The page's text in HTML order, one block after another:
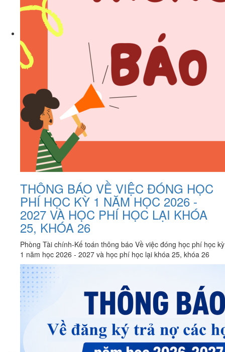
THÔNG BÁO VỀ VIỆC ĐÓNG HỌC
PHÍ HỌC KỲ 1 NĂM HỌC 2026 -
2027 VÀ HỌC PHÍ HỌC LẠI KHÓA
25, KHÓA 26
Phòng Tài chính-Kế toán thông báo Về việc đóng học phí học kỳ
1 năm học 2026 - 2027 và học phí học lại khóa 25, khóa 26